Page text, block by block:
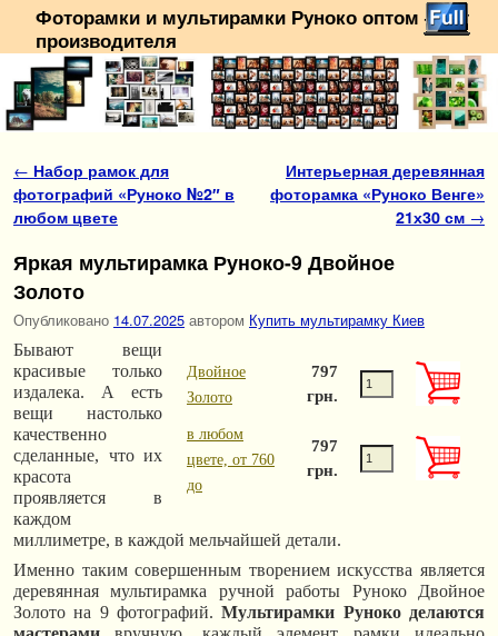
Фоторамки и мультирамки Руноко оптом — от
производителя
Навигация по записям
← Набор рамок для
фотографий «Руноко №2″ в
любом цвете
Интерьерная деревянная
фоторамка «Руноко Венге»
21х30 см →
Яркая мультирамка Руноко-9 Двойное
Золото
Опубликовано 14.07.2025 автором Купить мультирамку Киев
Двойное
Золото
797
грн.
в любом
цвете, от 760
до
797
грн.
Бывают вещи
красивые только
издалека. А есть
вещи настолько
качественно
сделанные, что их
красота
проявляется в
каждом
миллиметре, в каждой мельчайшей детали.
Именно таким совершенным творением искусства является
деревянная мультирамка ручной работы Руноко Двойное
Золото на 9 фотографий.Мультирамки Руноко делаются